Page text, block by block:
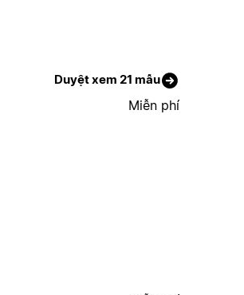
Duyệt xem 21 mẫu
Miễn phí